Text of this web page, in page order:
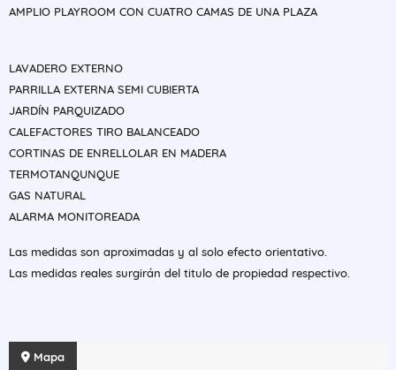
AMPLIO PLAYROOM CON CUATRO CAMAS DE UNA PLAZA
LAVADERO EXTERNO
PARRILLA EXTERNA SEMI CUBIERTA
JARDÍN PARQUIZADO
CALEFACTORES TIRO BALANCEADO
CORTINAS DE ENRELLOLAR EN MADERA
TERMOTANQUNQUE
GAS NATURAL
ALARMA MONITOREADA
Las medidas son aproximadas y al solo efecto orientativo.
Las medidas reales surgirán del titulo de propiedad respectivo.
Mapa